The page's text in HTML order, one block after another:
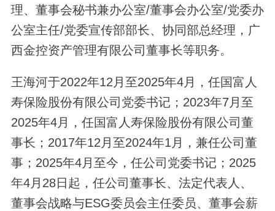
理、董事会秘书兼办公室/董事会办公室/党委办
公室主任/党委宣传部部长、协同部总经理，广
西金控资产管理有限公司董事长等职务。
王海河于2022年12月至2025年4月，任国富人
寿保险股份有限公司党委书记；2023年7月至
2025年4月，任国富人寿保险股份有限公司董
事长；2017年12月至2024年1月，兼任公司董
事；2025年4月至今，任公司党委书记；2025
年4月28日起，任公司董事长、法定代表人、
董事会战略与ESG委员会主任委员、董事会薪